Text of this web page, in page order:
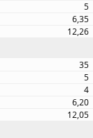
5
6,35
12,26
35
5
4
6,20
12,05